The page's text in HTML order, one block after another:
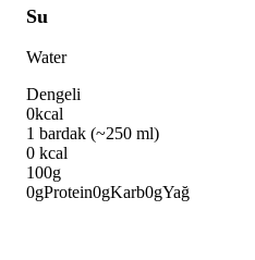
Su
Water
Dengeli
0kcal
1 bardak (~250 ml)
0 kcal
100g
0gProtein0gKarb0gYağ